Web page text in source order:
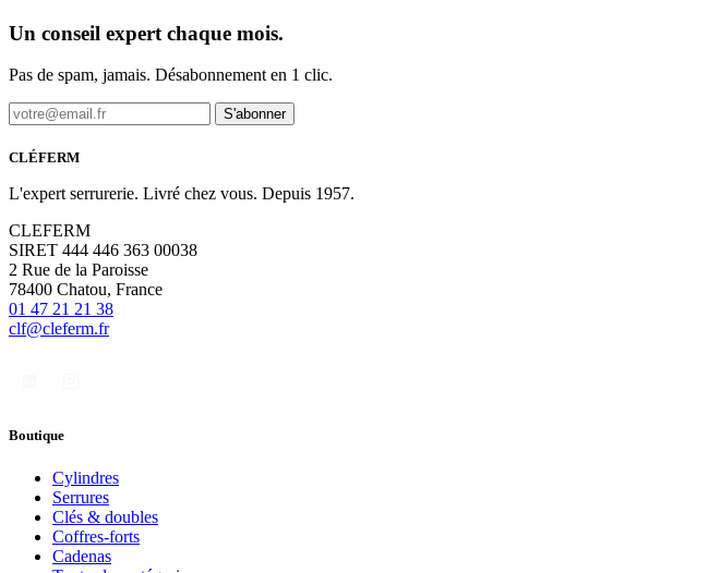
Un conseil expert chaque mois.
Pas de spam, jamais. Désabonnement en 1 clic.
S'abonner
CLÉFERM
L'expert serrurerie. Livré chez vous. Depuis 1957.
CLEFERM
SIRET 444 446 363 00038
2 Rue de la Paroisse
78400 Chatou, France
01 47 21 21 38
clf@cleferm.fr
Boutique
Cylindres
Serrures
Clés & doubles
Coffres-forts
Cadenas